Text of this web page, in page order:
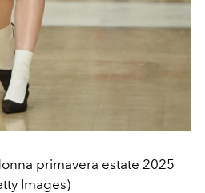
primavera estate 2025
Images)